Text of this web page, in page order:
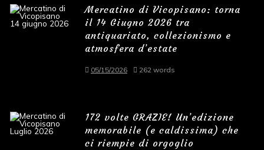
Mercatino di Vicopisano: torna
il 14 Giugno 2026 tra
antiquariato, collezionismo e
atmosfera d’estate
05/15/2026 262 words
172 volte GRAZIE! Un’edizione
memorabile (e caldissima) che
ci riempie di orgoglio